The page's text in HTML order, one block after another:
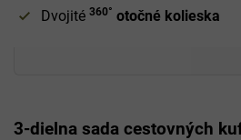
Dvojité 360° otočné kolieska
3-dielna sada cestovných